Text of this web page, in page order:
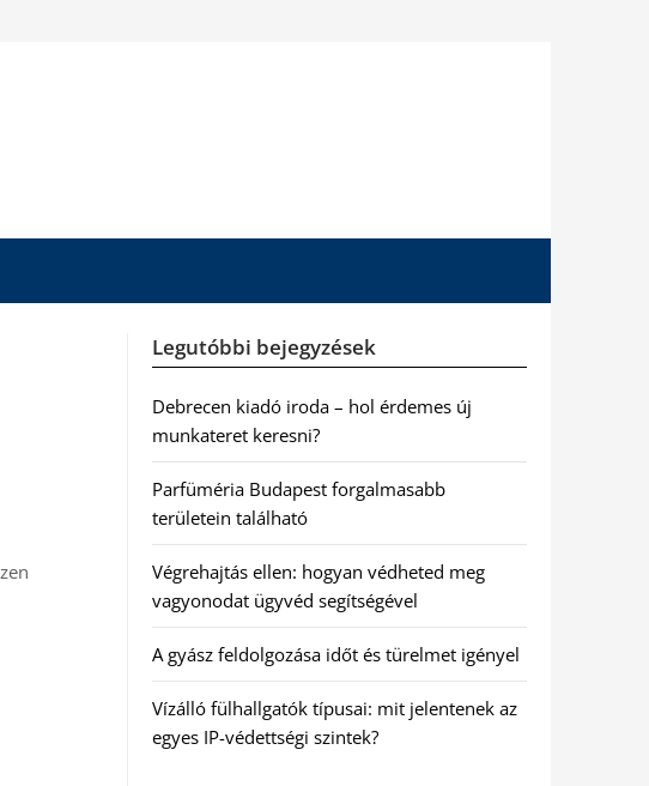
Legutóbbi bejegyzések
Debrecen kiadó iroda – hol érdemes új
munkateret keresni?
Parfüméria Budapest forgalmasabb
területein található
Végrehajtás ellen: hogyan védheted meg
vagyonodat ügyvéd segítségével
A gyász feldolgozása időt és türelmet igényel
Vízálló fülhallgatók típusai: mit jelentenek az
egyes IP-védettségi szintek?